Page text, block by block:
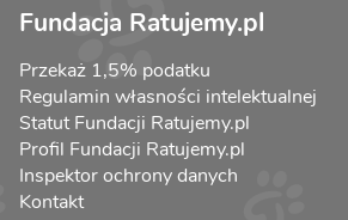
Fundacja Ratujemy.pl
Przekaż 1,5% podatku
Regulamin własności intelektualnej
Statut Fundacji Ratujemy.pl
Profil Fundacji Ratujemy.pl
Inspektor ochrony danych
Kontakt